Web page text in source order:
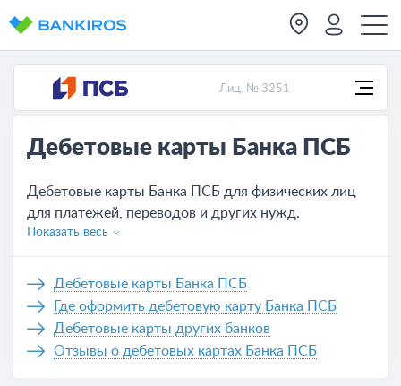
Лиц. № 3251
Дебетовые карты Банка ПСБ
Дебетовые карты Банка ПСБ для физических лиц
для платежей, переводов и других нужд.
Актуальные условия обслуживания всех карт,
банковской карты Банка ПСБ не выходя из дома,
нужно только оставить заявку на сайте или же
обратиться в отделение банка.
Показать весь
Дебетовые карты Банка ПСБ
Где оформить дебетовую карту Банка ПСБ
Дебетовые карты других банков
Отзывы о дебетовых картах Банка ПСБ